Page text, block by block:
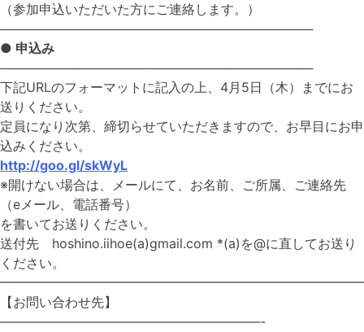
（参加申込いただいた方にご連絡します。）
───────────────────────────────────
● 申込み
───────────────────────────────────
下記URLのフォーマットに記入の上、4月5日（木）までにお
送りください。
定員になり次第、締切らせていただきますので、お早目にお申
込みください。
http://goo.gl/skWyL
※開けない場合は、メールにて、お名前、ご所属、ご連絡先
（eメール、電話番号）
を書いてお送りください。
送付先 hoshino.iihoe(a)gmail.com *(a)を@に直してお送り
ください。
【お問い合わせ先】
————————————————————-